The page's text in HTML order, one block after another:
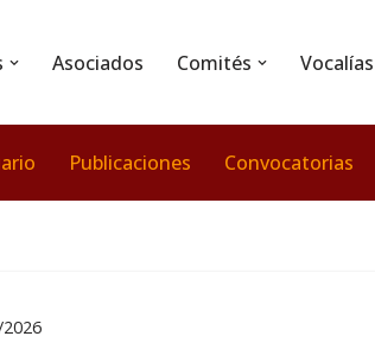
Asociados Comités Vocalías
Publicaciones Convocatorias